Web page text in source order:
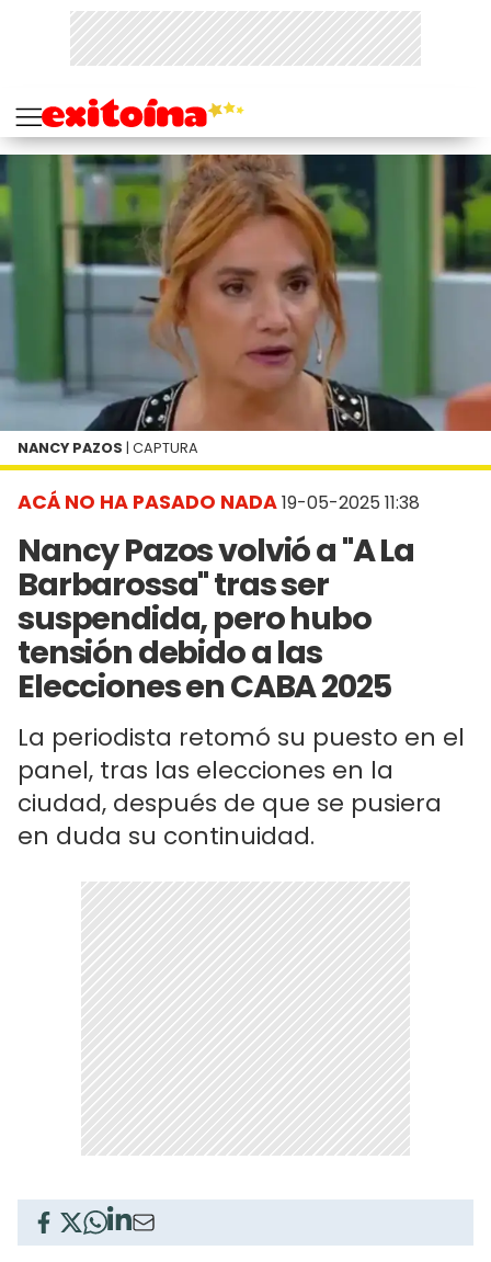
ACÁ NO HA PASADO NADA19-05-2025 11:38
Nancy Pazos volvió a "A La
Barbarossa" tras ser
suspendida, pero hubo
tensión debido a las
Elecciones en CABA 2025
La periodista retomó su puesto en el
panel, tras las elecciones en la
ciudad, después de que se pusiera
en duda su continuidad.
NANCY PAZOS | CAPTURA